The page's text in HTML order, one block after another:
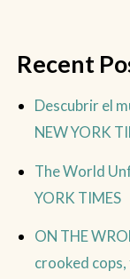
Recent
Descubrir el
NEW YORK
The World
YORK TIMES
ON THE
crooked